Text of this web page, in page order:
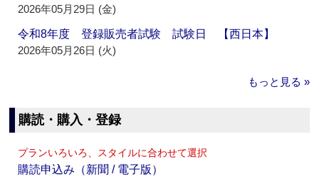
2026年05月29日 (金)
令和8年度 登録販売者試験 試験日 【西日本】
2026年05月26日 (火)
もっと見る »
購読・購入・登録
プランいろいろ、スタイルに合わせて選択
購読申込み（新聞 / 電子版）